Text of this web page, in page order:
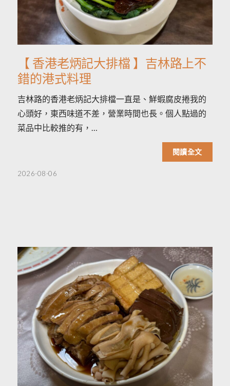
【 香港老炳記大排檔 】吉林路上不
錯的港式料理
吉林路的香港老炳記大排檔一直是、鮮蝦腐皮捲我的
心頭好，東西味道不差，營業時間也長。個人點過的
菜品中比較推的有，…
閱讀全文
2026-08-06